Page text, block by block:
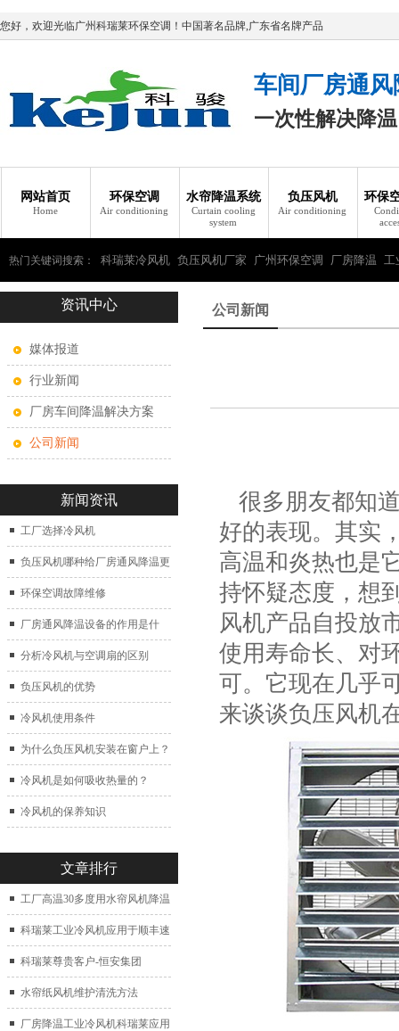
您好，欢迎光临广州科瑞莱环保空调！中国著名品牌,广东省名牌产品
车间厂房通
一次性解决降
网站首页
Home
环保空调
Air conditioning
水帘降温系统
Curtain cooling
system
负压风机
Air conditioning
环保
热门关键词搜索： 科瑞莱冷风机 负压风机厂家 广州环保空调 厂房降温 工
瑞莱环保空调资讯中心
媒体报道
行业新闻
厂房车间降温解决方案
公司新闻
新闻资讯
工厂选择冷风机
负压风机哪种给厂房通风降温更
好？
环保空调故障维修
厂房通风降温设备的作用是什
么？
分析冷风机与空调扇的区别
负压风机的优势
冷风机使用条件
为什么负压风机安装在窗户上？
冷风机是如何吸收热量的？
冷风机的保养知识
文章排行
工厂高温30多度用水帘风机降温
科瑞莱工业冷风机应用于顺丰速
运仓库通风降温
科瑞莱尊贵客户-恒安集团
水帘纸风机维护清洗方法
厂房降温工业冷风机科瑞莱应用
公司新闻
很多朋友都知
好的表现。其实
高温和炎热也是
持怀疑态度，想
风机产品自投放
使用寿命长、对
可。它现在几乎
来谈谈负压风机